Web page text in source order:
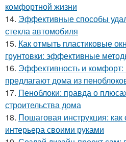
комфортной жизни
14. Эффективные способы
стекла автомобиля
15. Как отмыть пластиковые
грунтовки: эффективные
16. Эффективность и комфорт:
предлагают дома из
17. Пеноблоки: правда о
строительства дома
18. Пошаговая инструкция: как
интерьера своими руками